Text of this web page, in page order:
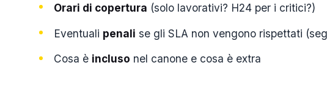
Orari di copertura (solo lavorativi? H24 per i critici?)
Eventuali penali se gli SLA non vengono rispettati
Cosa è incluso nel canone e cosa è extra